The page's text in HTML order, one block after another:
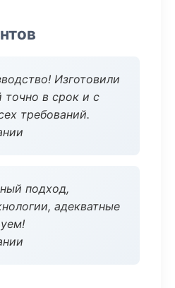
Изготовили
точно в срок и с
требований.
подход,
адекватные